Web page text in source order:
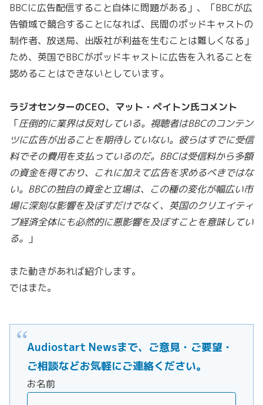
BBCに広告配信すること自体に問題がある」、「BBCが広
告領域で競合することになれば、民間のポッドキャストの
制作者、放送局、出版社が利益を生むことは難しくなる」
ため、英国でBBCがポッドキャストに広告を入れることを
認めることはできないとしています。
ラジオセンターのCEO、マット・ペイトン氏コメント
「圧倒的に業界は反対している。視聴者はBBCのコンテン
ツに広告が出ることを期待していない。彼らはすでに受信
料でその費用を支払っているのだ。BBCは受信料から多額
の資金を得ており、これに加えて広告を求めるべきではな
い。BBCの独自の資金と立場は、この種の変化が幅広い市
場に深刻な影響を及ぼすだけでなく、英国のクリエイティ
ブ経済全体にも必然的に悪影響を及ぼすことを意味してい
る。
」
また動きがあれば紹介します。
ではまた。
Audiostart Newsまで、ご意見・ご要望・
ご相談などお気軽にご連絡ください。
お名前